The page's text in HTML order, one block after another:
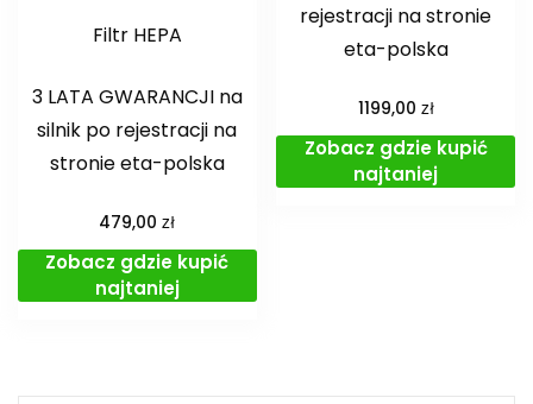
Filtr HEPA
3 LATA GWARANCJI na
silnik po rejestracji na
stronie eta-polska
479,00zł
Zobacz gdzie kupić
najtaniej
rejestracji na stronie
eta-polska
1199,00 zł
Zobacz gdzie kupić
najtaniej